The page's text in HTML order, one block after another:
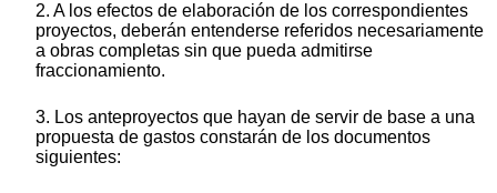
2. A los efectos de elaboración de los correspondientes
proyectos, deberán entenderse referidos necesariamente
a obras completas sin que pueda admitirse
fraccionamiento.
3. Los anteproyectos que hayan de servir de base a una
propuesta de gastos constarán de los documentos
siguientes: